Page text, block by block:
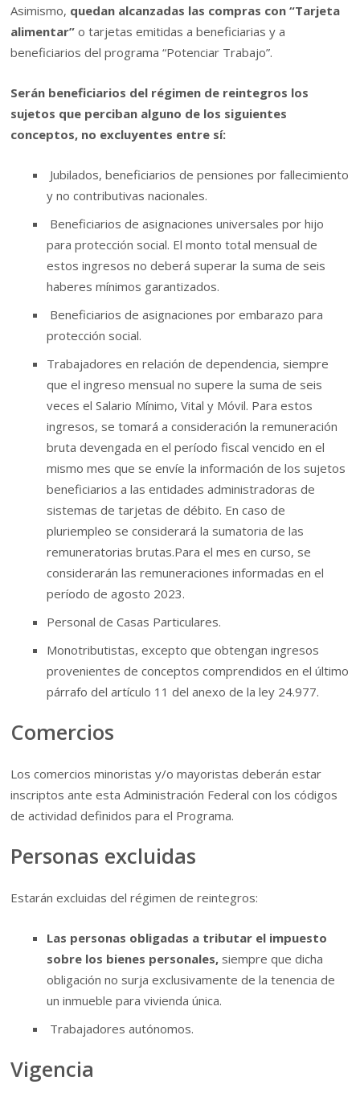
Asimismo, quedan alcanzadas las compras con “Tarjeta
alimentar” o tarjetas emitidas a beneficiarias y a
beneficiarios del programa “Potenciar Trabajo”.
Serán beneficiarios del régimen de reintegros los
sujetos que perciban alguno de los siguientes
conceptos, no excluyentes entre sí:
Jubilados, beneficiarios de pensiones por fallecimiento
y no contributivas nacionales.
Beneficiarios de asignaciones universales por hijo
para protección social. El monto total mensual de
estos ingresos no deberá superar la suma de seis
haberes mínimos garantizados.
Beneficiarios de asignaciones por embarazo para
protección social.
Trabajadores en relación de dependencia, siempre
que el ingreso mensual no supere la suma de seis
veces el Salario Mínimo, Vital y Móvil. Para estos
ingresos, se tomará a consideración la remuneración
bruta devengada en el período fiscal vencido en el
mismo mes que se envíe la información de los sujetos
beneficiarios a las entidades administradoras de
sistemas de tarjetas de débito. En caso de
pluriempleo se considerará la sumatoria de las
remuneratorias brutas.Para el mes en curso, se
considerarán las remuneraciones informadas en el
período de agosto 2023.
Personal de Casas Particulares.
Monotributistas, excepto que obtengan ingresos
provenientes de conceptos comprendidos en el último
párrafo del artículo 11 del anexo de la ley 24.977.
Comercios
Los comercios minoristas y/o mayoristas deberán estar
inscriptos ante esta Administración Federal con los códigos
de actividad definidos para el Programa.
Personas excluidas
Estarán excluidas del régimen de reintegros:
Las personas obligadas a tributar el impuesto
sobre los bienes personales, siempre que dicha
obligación no surja exclusivamente de la tenencia de
un inmueble para vivienda única.
Trabajadores autónomos.
Vigencia